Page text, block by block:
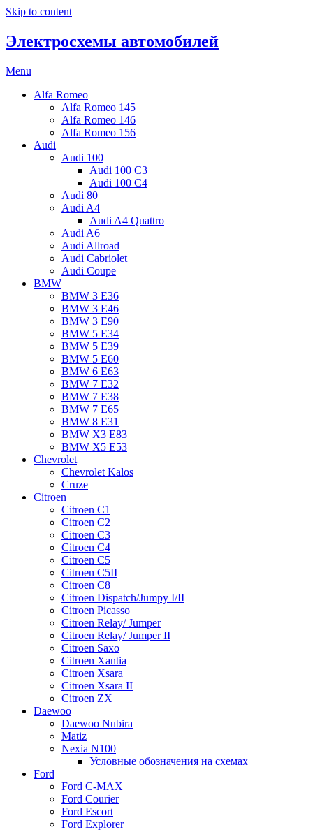
Skip to content
Электросхемы автомобилей
Menu
Alfa Romeo
Alfa Romeo 145
Alfa Romeo 146
Alfa Romeo 156
Audi
Audi 100
Audi 100 C3
Audi 100 C4
Audi 80
Audi A4
Audi A4 Quattro
Audi A6
Audi Allroad
Audi Cabriolet
Audi Coupe
BMW
BMW 3 E36
BMW 3 E46
BMW 3 E90
BMW 5 E34
BMW 5 E39
BMW 5 E60
BMW 6 Е63
BMW 7 Е32
BMW 7 Е38
BMW 7 Е65
BMW 8 Е31
BMW X3 E83
BMW X5 E53
Chevrolet
Chevrolet Kalos
Cruze
Citroen
Citroen C1
Citroen C2
Citroen C3
Citroen C4
Citroen C5
Citroen C5II
Citroen C8
Citroen Dispatch/Jumpy I/II
Citroen Picasso
Citroen Relay/ Jumper
Citroen Relay/ Jumper II
Citroen Saxo
Citroen Xantia
Citroen Xsara
Citroen Xsara II
Citroen ZX
Daewoo
Daewoo Nubira
Matiz
Nexia N100
Условные обозначения на схемах
Ford
Ford C-MAX
Ford Courier
Ford Escort
Ford Explorer